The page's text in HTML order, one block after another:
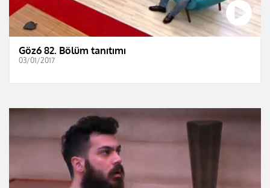
Göz6 82. Bölüm tanıtımı
03/01/2017